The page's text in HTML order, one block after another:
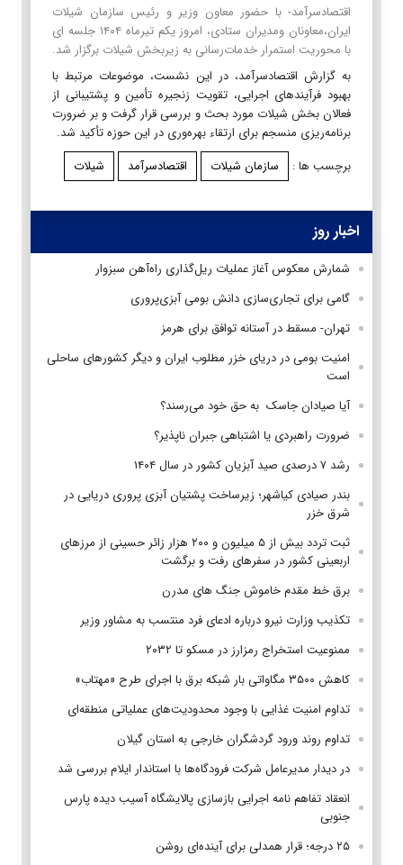
اقتصادسرآمد- با حضور معاون وزیر و رئیس سازمان شیلات
ایران،معاونان و‌مدیران ستادی، امروز یکم تیرماه ۱۴۰۴ جلسه ای
با محوریت استمرار خدمات‌رسانی به زیربخش شیلات برگزار شد.
به گزارش اقتصادسرآمد، در این نشست، موضوعات مرتبط با
بهبود فرآیندهای اجرایی، تقویت زنجیره تأمین و پشتیبانی از
فعالان بخش شیلات مورد بحث و بررسی قرار گرفت و بر ضرورت
برنامه‌ریزی منسجم برای ارتقاء بهره‌وری در این حوزه تأکید شد.
برچسب ها :
سازمان شیلات اقتصادسرآمد شیلات
اخبار روز
شمارش معکوس آغاز عملیات ریل‌گذاری راه‌آهن سبزوار
گامی برای تجاری‌سازی دانش بومی آبزی‌پروری
تهران- مسقط در آستانه توافق برای هرمز
امنیت بومی در دریای خزر مطلوب ایران و دیگر کشورهای ساحلی
است
آیا صیادان جاسک به حق خود می‌رسند؟
ضرورت راهبردی یا اشتباهی جبران ناپذیر؟
رشد ۷ درصدی صید آبزیان کشور در سال ۱۴۰۴
بندر صیادی کیاشهر؛ زیرساخت پشتیان آبزی پروری دریایی در
شرق خزر
ثبت تردد بیش از ۵ میلیون و ۲۰۰ هزار زائر حسینی از مرزهای
اربعینی کشور در سفرهای رفت و برگشت
برق خط مقدم خاموش جنگ های مدرن
تکذیب وزارت نیرو درباره ادعای فرد منتسب به مشاور وزیر
ممنوعیت استخراج رمزارز در مسکو تا ۲۰۳۲
کاهش ۳۵۰۰ مگاواتی بار شبکه برق با اجرای طرح «مهتاب»
تداوم امنیت غذایی با وجود محدودیت‌های عملیاتی منطقه‌ای
تداوم روند ورود گردشگران خارجی به استان گیلان
در دیدار مدیرعامل شرکت فرودگاه‌ها با استاندار ایلام بررسی شد
انعقاد تفاهم نامه اجرایی بازسازی پالایشگاه آسیب دیده پارس
جنوبی
۲۵ درجه؛ قرار همدلی برای آینده‌ای روشن